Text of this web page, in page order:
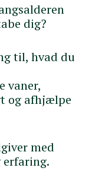
dig?
til, hvad du
vaner,
og afhjælpe
med
erfaring.